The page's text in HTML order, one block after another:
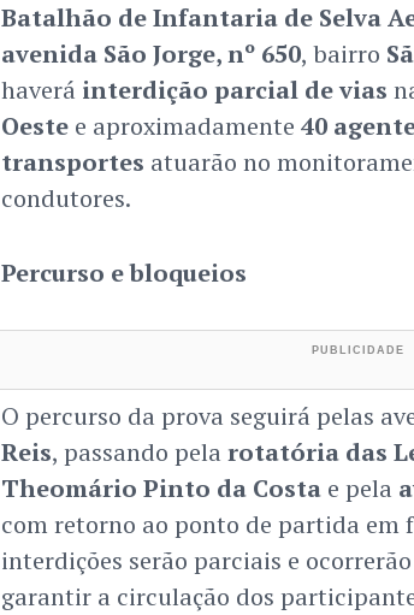
Batalhão de Infantaria de Selva
avenida São Jorge, nº 650, bairro
haverá interdição parcial de vias
Oestee aproximadamente 40
transportes atuarão no
condutores.
Percurso e bloqueios
O percurso da prova seguirá pelas
Reis, passando pela rotatória das
Theomário Pinto da Costae pela
com retorno ao ponto de partida em
interdições serão parciais e
garantir a circulação dos